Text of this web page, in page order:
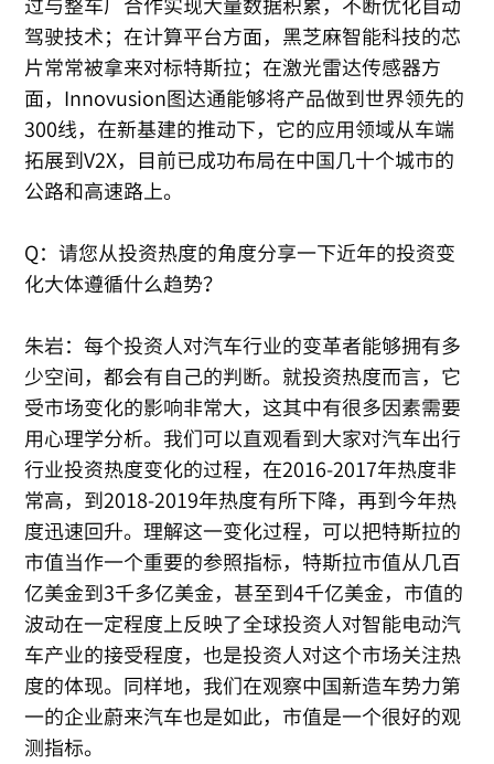
驾驶技术；在计算平台方面，黑芝麻智能科技的芯
片常常被拿来对标特斯拉；在激光雷达传感器方
面，Innovusion图达通能够将产品做到世界领先的
300线，在新基建的推动下，它的应用领域从车端
拓展到V2X，目前已成功布局在中国几十个城市的
公路和高速路上。
Q：请您从投资热度的角度分享一下近年的投资变
化大体遵循什么趋势？
朱岩：每个投资人对汽车行业的变革者能够拥有多
少空间，都会有自己的判断。就投资热度而言，它
受市场变化的影响非常大，这其中有很多因素需要
用心理学分析。我们可以直观看到大家对汽车出行
行业投资热度变化的过程，在2016-2017年热度非
常高，到2018-2019年热度有所下降，再到今年热
度迅速回升。理解这一变化过程，可以把特斯拉的
市值当作一个重要的参照指标，特斯拉市值从几百
亿美金到3千多亿美金，甚至到4千亿美金，市值的
波动在一定程度上反映了全球投资人对智能电动汽
车产业的接受程度，也是投资人对这个市场关注热
度的体现。同样地，我们在观察中国新造车势力第
一的企业蔚来汽车也是如此，市值是一个很好的观
测指标。